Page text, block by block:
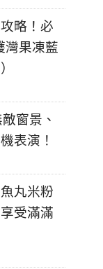
略！必
灣果凍藍
窗景、
表演！
丸米粉
受滿滿